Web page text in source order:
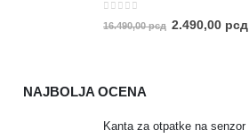
0out of 5
16.490,00рсд 2.490,00 рсд
NAJBOLJA OCENA
Kanta za otpatke na senzor